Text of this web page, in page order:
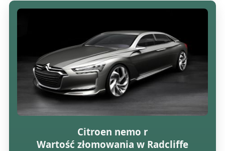
Citroen nemo r
Wartość złomowania w Radcliffe